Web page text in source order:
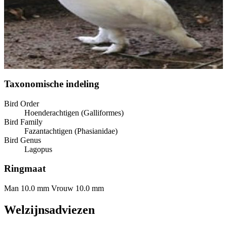
Taxonomische indeling
Bird Order
Hoenderachtigen (Galliformes)
Bird Family
Fazantachtigen (Phasianidae)
Bird Genus
Lagopus
Ringmaat
Man 10.0 mm Vrouw 10.0 mm
Welzijnsadviezen